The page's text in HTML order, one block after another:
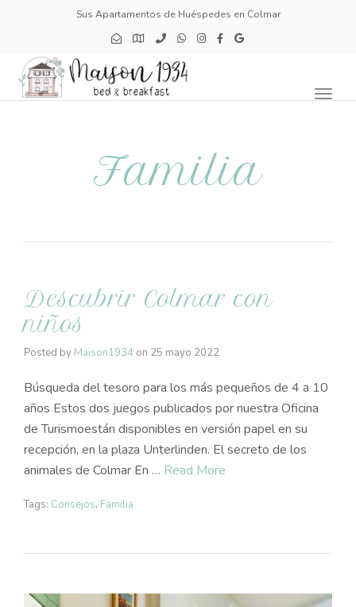
Sus Apartamentos de Huéspedes en Colmar
Familia
Descubrir Colmar con
niños
Posted by Maison1934 on 25 mayo 2022
Búsqueda del tesoro para los más pequeños de 4 a 10
años Estos dos juegos publicados por nuestra Oficina
de Turismoestán disponibles en versión papel en su
recepción, en la plaza Unterlinden. El secreto de los
animales de Colmar En … Read More
Tags: Consejos, Familia